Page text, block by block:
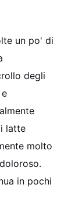
un po' di
degli
latte
molto
in pochi